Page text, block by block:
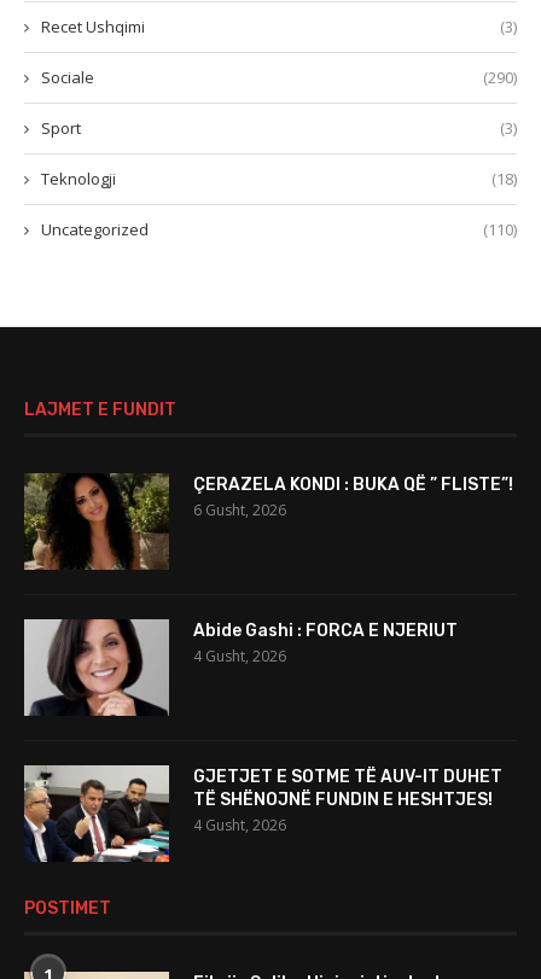
Recet Ushqimi (3)
Sociale (290)
Sport (3)
Teknologji (18)
Uncategorized (110)
LAJMET E FUNDIT
ÇERAZELA KONDI : BUKA QË ” FLISTE”!
6 Gusht, 2026
Abide Gashi : FORCA E NJERIUT
4 Gusht, 2026
GJETJET E SOTME TË AUV-IT DUHET
TË SHËNOJNË FUNDIN E HESHTJES!
4 Gusht, 2026
POSTIMET
1